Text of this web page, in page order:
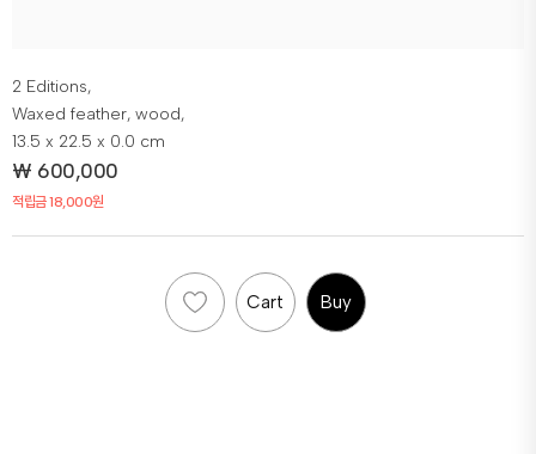
2 Editions,
Waxed feather, wood,
13.5 x 22.5 x 0.0 cm
₩ 600,000
적립금 18,000원
Cart Buy